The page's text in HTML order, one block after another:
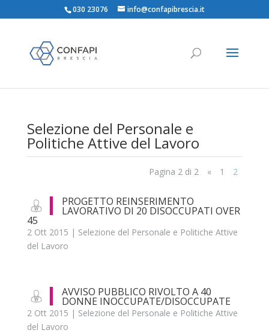
030 23076 info@confapibrescia.it
Selezione del Personale e
Politiche Attive del Lavoro
Pagina 2 di 2 « 1 2
PROGETTO REINSERIMENTO
LAVORATIVO DI 20 DISOCCUPATI OVER
45
2 Ott 2015 | Selezione del Personale e Politiche Attive
del Lavoro
AVVISO PUBBLICO RIVOLTO A 40
DONNE INOCCUPATE/DISOCCUPATE
2 Ott 2015 | Selezione del Personale e Politiche Attive
del Lavoro